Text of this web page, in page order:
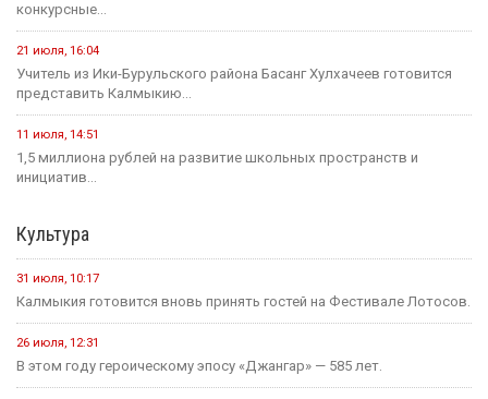
конкурсные...
21 июля, 16:04
Учитель из Ики-Бурульского района Басанг Хулхачеев готовится
представить Калмыкию...
11 июля, 14:51
1,5 миллиона рублей на развитие школьных пространств и
инициатив...
Культура
31 июля, 10:17
Калмыкия готовится вновь принять гостей на Фестивале Лотосов.
26 июля, 12:31
В этом году героическому эпосу «Джангар» — 585 лет.